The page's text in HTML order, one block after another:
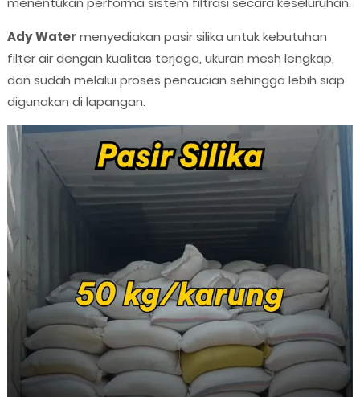
Ady Watermenyediakan pasir silika untuk kebutuhan
filter air dengan kualitas terjaga, ukuran mesh lengkap,
dan sudah melalui proses pencucian sehingga lebih siap
digunakan di lapangan.